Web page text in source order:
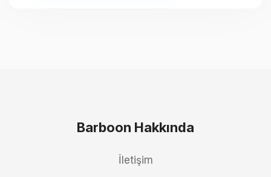
Barboon Hakkında
İletişim